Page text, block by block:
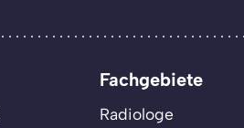
Fachgebiete
Radiologe